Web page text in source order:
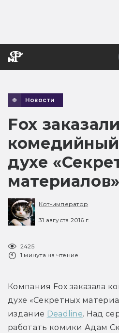
Новости
Fox заказали
духе
материалов»
Кот-император
31 августа 2016 г.
2425
1 минута на чтение
Компания Fox заказала
духе «Секретных
издание Deadline. Над
работать комики Адам